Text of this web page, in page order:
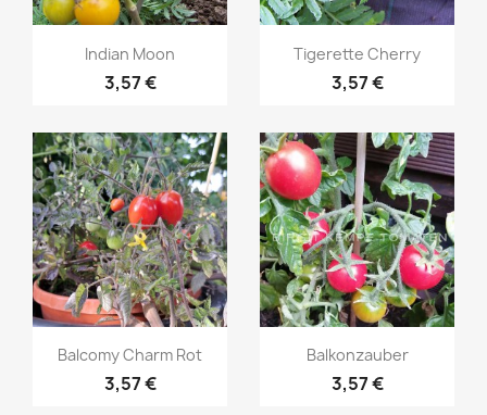
Vorschau
Indian Moon
3,57 €
Vorschau
Tigerette Cherry
3,57 €
Vorschau
Balcomy Charm Rot
3,57 €
Vorschau
Balkonzauber
3,57 €